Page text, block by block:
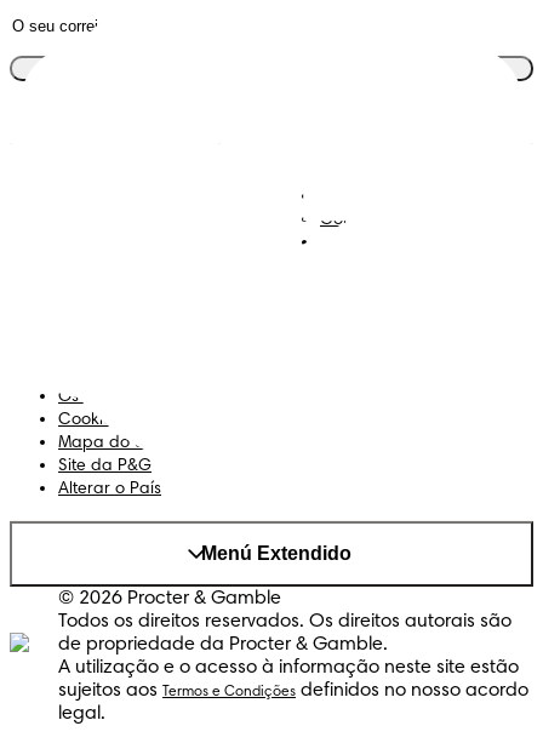
Contacta-nos
Os Meus Dados
Cookies
Mapa do Site
Site da P&G
Alterar o País
Menú Extendido
© 2026 Procter & Gamble
Todos os direitos reservados. Os direitos autorais são
de propriedade da Procter & Gamble.
A utilização e o acesso à informação neste site estão
sujeitos aos
Termos e Condições definidos no nosso acordo
legal.